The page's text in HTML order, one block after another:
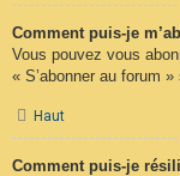
Comment puis-je
Vous pouvez vous
« S’abonner au forum
Haut
Comment puis-je